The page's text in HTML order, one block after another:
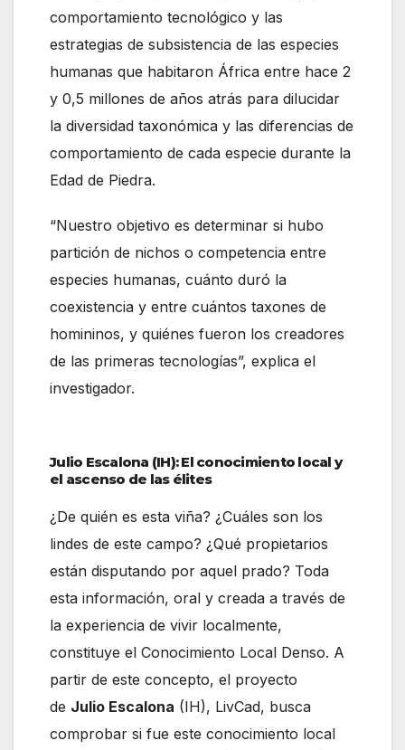
comportamiento tecnológico y las
estrategias de subsistencia de las especies
humanas que habitaron África entre hace 2
y 0,5 millones de años atrás para dilucidar
la diversidad taxonómica y las diferencias de
comportamiento de cada especie durante la
Edad de Piedra.
“Nuestro objetivo es determinar si hubo
partición de nichos o competencia entre
especies humanas, cuánto duró la
coexistencia y entre cuántos taxones de
homininos, y quiénes fueron los creadores
de las primeras tecnologías”, explica el
investigador.
Julio Escalona (IH): El conocimiento local y
el ascenso de las élites
¿De quién es esta viña? ¿Cuáles son los
lindes de este campo? ¿Qué propietarios
están disputando por aquel prado? Toda
esta información, oral y creada a través de
la experiencia de vivir localmente,
constituye el Conocimiento Local Denso. A
partir de este concepto, el proyecto
de Julio Escalona (IH), LivCad, busca
comprobar si fue este conocimiento local